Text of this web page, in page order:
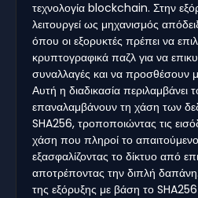
τεχνολογία blockchain. Στην
λειτουργεί ως μηχανισμός
όπου οι εξορυκτές πρέπει να
κρυπτογραφικά παζλ για να
συναλλαγές και να
Αυτή η διαδικασία περιλαμβάνει
επαναλαμβάνουν τη χάση των
SHA256, τροποποιώντας τις
χάση που πληροί το
εξασφαλίζοντας το δίκτυο από
αποτρέποντας την διπλή
της εξόρυξης με βάση το SHA256